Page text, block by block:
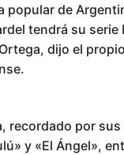
popular de
tendrá su serie
dijo el
recordado por
y «El Ángel»,